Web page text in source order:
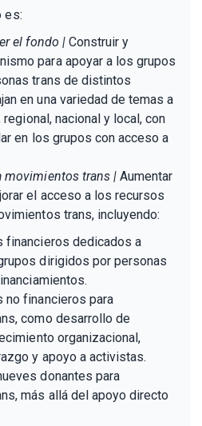
es:
el fondo | Construir y
para apoyar a los grupos
trans de distintos
en una variedad de temas a
nacional y local, con
en los grupos con acceso a
movimientos trans | Aumentar
el acceso a los recursos
trans, incluyendo:
financieros dedicados a
dirigidos por personas
no financieros para
como desarrollo de
organizacional,
y apoyo a activistas.
donantes para
más allá del apoyo directo